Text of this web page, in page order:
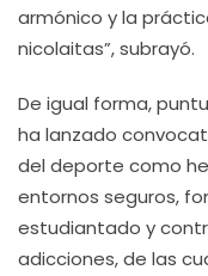
armónico y la
nicolaitas”, subrayó.
De igual forma,
ha lanzado
del deporte como
entornos seguros,
estudiantado y
adicciones, de las